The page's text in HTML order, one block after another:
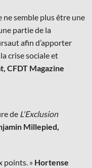
semble plus être une
partie de la
afin d’apporter
crise sociale et
CFDT Magazine
de L'Exclusion
Millepied,
points. » Hortense